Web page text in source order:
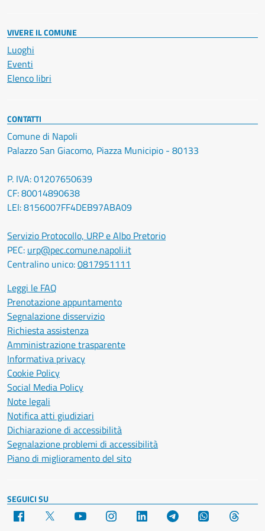
VIVERE IL COMUNE
Luoghi
Eventi
Elenco libri
CONTATTI
Comune di Napoli
Palazzo San Giacomo, Piazza Municipio - 80133
P. IVA: 01207650639
CF: 80014890638
LEI: 8156007FF4DEB97ABA09
Servizio Protocollo, URP e Albo Pretorio
PEC: urp@pec.comune.napoli.it
Centralino unico:0817951111
Leggi le FAQ
Prenotazione appuntamento
Segnalazione disservizio
Richiesta assistenza
Amministrazione trasparente
Informativa privacy
Cookie Policy
Social Media Policy
Note legali
Notifica atti giudiziari
Dichiarazione di accessibilità
Segnalazione problemi di accessibilità
Piano di miglioramento del sito
SEGUICI SU
Facebook YouTube Instagram LinkedIn Telegram WhatsApp